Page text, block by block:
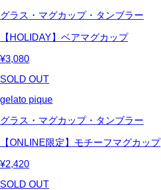
グラス・マグカップ・タンブラー
【HOLIDAY】ベアマグカップ
¥3,080
SOLD OUT
gelato pique
グラス・マグカップ・タンブラー
【ONLINE限定】モチーフマグカップ
¥2,420
SOLD OUT